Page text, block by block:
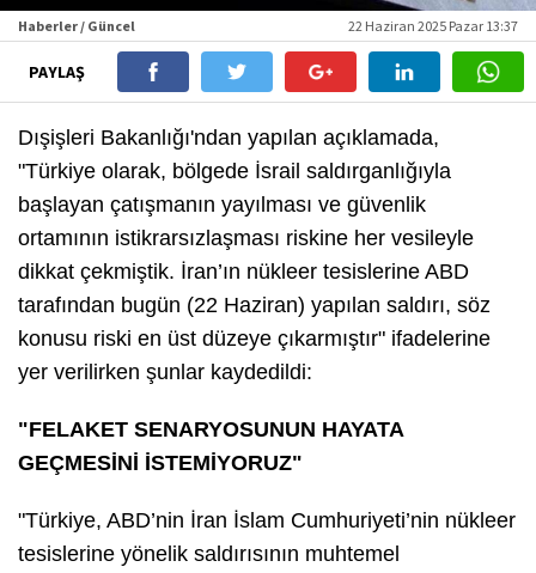
Haberler / Güncel 22 Haziran 2025 Pazar 13:37
PAYLAŞ
Dışişleri Bakanlığı'ndan yapılan açıklamada,
"Türkiye olarak, bölgede İsrail saldırganlığıyla
başlayan çatışmanın yayılması ve güvenlik
ortamının istikrarsızlaşması riskine her vesileyle
dikkat çekmiştik. İran’ın nükleer tesislerine ABD
tarafından bugün (22 Haziran) yapılan saldırı, söz
konusu riski en üst düzeye çıkarmıştır" ifadelerine
yer verilirken şunlar kaydedildi:
"FELAKET SENARYOSUNUN HAYATA
GEÇMESİNİ İSTEMİYORUZ"
"Türkiye, ABD’nin İran İslam Cumhuriyeti’nin nükleer
tesislerine yönelik saldırısının muhtemel